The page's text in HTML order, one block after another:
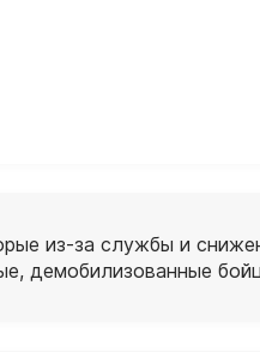
из‑за службы и
демобилизованные